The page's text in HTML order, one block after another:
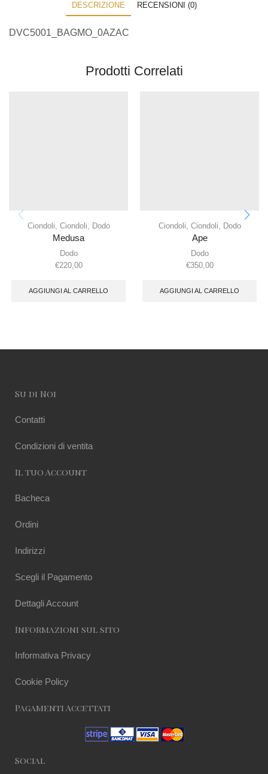
DESCRIZIONE RECENSIONI (0)
DVC5001_BAGMO_0AZAC
Prodotti Correlati
Ciondoli Ciondoli Dodo
Medusa
Dodo
€220,00
AGGIUNGI AL CARRELLO
Ciondoli Ciondoli Dodo
Ape
Dodo
€350,00
AGGIUNGI AL CARRELLO
Su di Noi
Contatti
Condizioni di ventita
Il tuo Account
Bacheca
Ordini
Indirizzi
Scegli il Pagamento
Dettagli Account
Informazioni sul sito
Informativa Privacy
Cookie Policy
Pagamenti Accettati
Social